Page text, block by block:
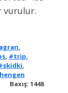
vurulur.
,
, #trip,
,
Baxış: 1448